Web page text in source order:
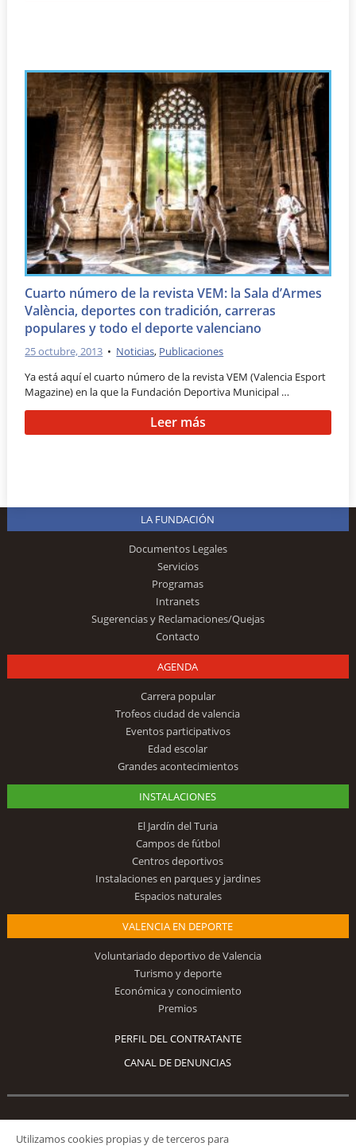
Cuarto número de la revista VEM: la Sala d’Armes
València, deportes con tradición, carreras
populares y todo el deporte valenciano
25 octubre, 2013 • Noticias, Publicaciones
Ya está aquí el cuarto número de la revista VEM (Valencia Esport
Magazine) en la que la Fundación Deportiva Municipal …
Leer más
LA FUNDACIÓN
Documentos Legales
Servicios
Programas
Intranets
Sugerencias y Reclamaciones/Quejas
Contacto
AGENDA
Carrera popular
Trofeos ciudad de valencia
Eventos participativos
Edad escolar
Grandes acontecimientos
INSTALACIONES
El Jardín del Turia
Campos de fútbol
Centros deportivos
Instalaciones en parques y jardines
Espacios naturales
VALENCIA EN DEPORTE
Voluntariado deportivo de Valencia
Turismo y deporte
Económica y conocimiento
Premios
PERFIL DEL CONTRATANTE
CANAL DE DENUNCIAS
Síguenos
Utilizamos cookies propias y de terceros para